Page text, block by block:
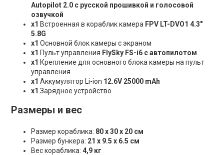
Autopilot 2.0 с русской прошивкой и голосовой
озвучкой
х1 Встроенная в кораблик камера FPV LT-DVO1 4.3"
5.8G
х1Основной блок камеры с экраном
х1 Пульт управления FlySky FS-i6 с автопилотом
х1 Крепление для основного блока камеры на пульт
управления
х1 Аккумулятор Li-ion 12.6V 25000 mАh
х1 Зарядное устройство
Размеры и вес
Размер кораблика: 80 х 30 х 20 см
Размер бункера: 21 х 9.5 х 6.5 см
Вес кораблика: 4,9 кг